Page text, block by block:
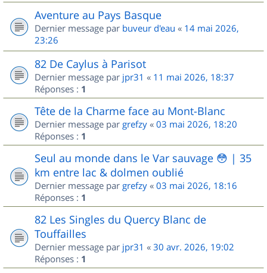
Aventure au Pays Basque
Dernier message par buveur d'eau « 14 mai 2026,
23:26
82 De Caylus à Parisot
Dernier message par jpr31 « 11 mai 2026, 18:37
Réponses : 1
Tête de la Charme face au Mont-Blanc
Dernier message par grefzy « 03 mai 2026, 18:20
Réponses : 1
Seul au monde dans le Var sauvage 😳 | 35
km entre lac & dolmen oublié
Dernier message par grefzy « 03 mai 2026, 18:16
Réponses : 1
82 Les Singles du Quercy Blanc de
Touffailles
Dernier message par jpr31 « 30 avr. 2026, 19:02
Réponses : 1